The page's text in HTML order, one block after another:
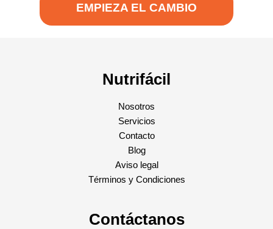
EMPIEZA EL CAMBIO
Nutrifácil
Nosotros
Servicios
Contacto
Blog
Aviso legal
Términos y Condiciones
Contáctanos